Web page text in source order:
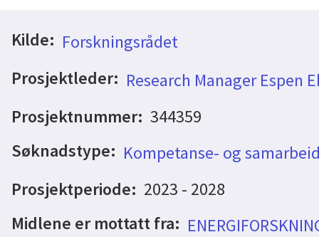
Kilde: Forskningsrådet
Prosjektleder: Research Manager Espen
Prosjektnummer: 344359
Søknadstype: Kompetanse- og
Prosjektperiode: 2023 - 2028
Midlene er mottatt fra: